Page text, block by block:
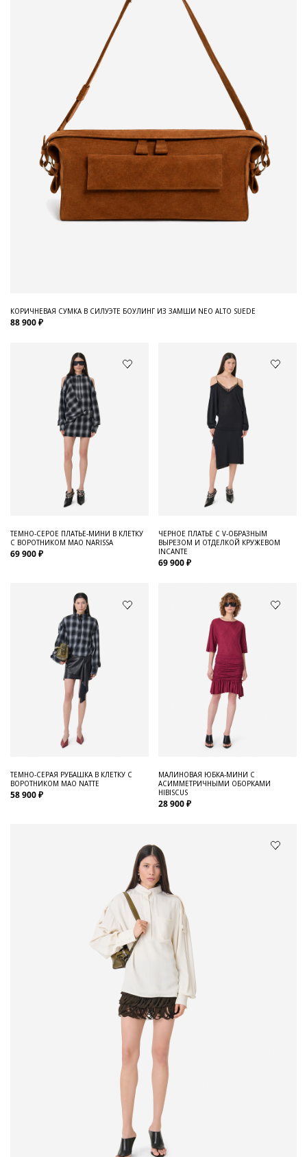
КОРИЧНЕВАЯ СУМКА В СИЛУЭТЕ БОУЛИНГ ИЗ ЗАМШИ NEO ALTO SUEDE
88 900 ₽
ТЕМНО-СЕРОЕ ПЛАТЬЕ-МИНИ В КЛЕТКУ
С ВОРОТНИКОМ МАО NARISSA
69 900 ₽
ЧЕРНОЕ ПЛАТЬЕ С V-ОБРАЗНЫМ
ВЫРЕЗОМ И ОТДЕЛКОЙ КРУЖЕВОМ
INCANTE
69 900 ₽
ТЕМНО-СЕРАЯ РУБАШКА В КЛЕТКУ С
ВОРОТНИКОМ МАО NATTE
58 900 ₽
МАЛИНОВАЯ ЮБКА-МИНИ С
АСИММЕТРИЧНЫМИ ОБОРКАМИ
HIBISCUS
28 900 ₽